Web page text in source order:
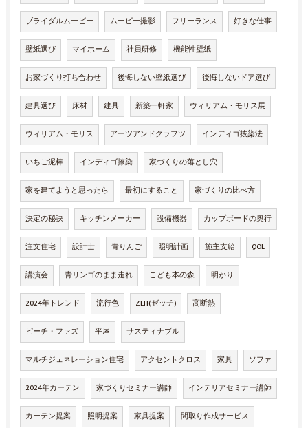
ブライダルムービー ムービー撮影 フリーランス 好きな仕事
壁紙選び マイホーム 社員研修 機能性壁紙
お家づくり打ち合わせ 後悔しない壁紙選び 後悔しないドア選び
建具選び 床材 建具 新築一軒家 ウィリアム・モリス展
ウィリアム・モリス アーツアンドクラフツ インディゴ抜染法
いちご泥棒 インディゴ捺染 家づくりの落とし穴
家を建てようと思ったら 最初にすること 家づくりの比べ方
決定の秘訣 キッチンメーカー 設備機器 カップボードの奥行
注文住宅 設計士 青りんご 照明計画 施主支給 QOL
講演会 青リンゴのまま走れ こども本の森 明かり
2024年トレンド 流行色 ZEH(ゼッチ) 高断熱
ピーチ・ファズ 平屋 サスティナブル
マルチジェネレーション住宅 アクセントクロス 家具 ソファ
2024年カーテン 家づくりセミナー講師 インテリアセミナー講師
カーテン提案 照明提案 家具提案 間取り作成サービス